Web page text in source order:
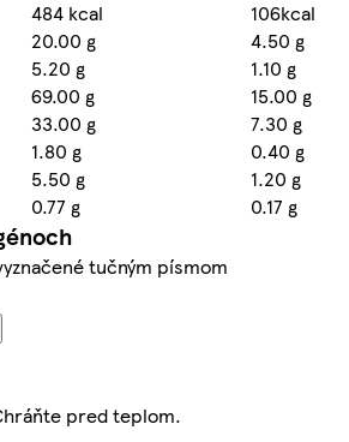
484 kcal
106kcal
20.00 g
4.50 g
5.20 g
1.10 g
69.00 g
15.00 g
33.00 g
7.30 g
1.80 g
0.40 g
5.50 g
1.20 g
0.77 g 0.17 g
tučným písmom
pred teplom.